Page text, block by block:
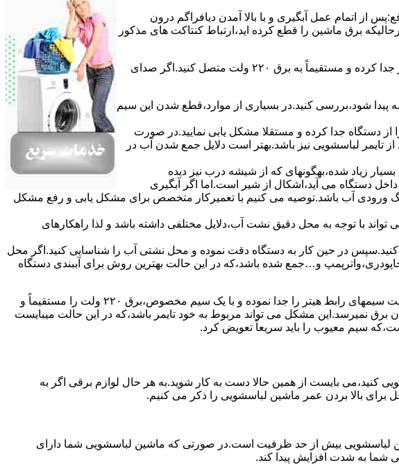
اﻧﺠﺎم نمیشود.۱٫ ﻫﯿﺪرواﺳﺘﺎت ﺧﺮاب اﺳﺖ.نحوه رﻓﻊ:ﭘﺲ از اﺗﻤﺎم عمل آﺑﮕﯿﺮی و ﺑﺎ ﺑﺎﻻ آﻣﺪن دﯾﺎﻓﺮاﮔﻢ درون
وسیله اهممتر،درحالیکه ﺑﺮق ﻣﺎﺷﯿﻦ را ﻗﻄﻊ کرده اید،ارﺗﺒﺎط ﮐﻨﺘﺎﮐﺖ ﻫﺎی ﻣﺬﮐﻮر
۲٫ ﻣﻮﺗﻮر ﺗﺎﯾﻤﺮ لباسشویی ﺳﻮﺧﺘﻪ اﺳﺖ.نحوه رﻓﻊ:سیمهای ﺑﻮﺑﯿﻦ ﻣﻮﺗﻮر ﺗﺎﯾﻤﺮ ماشین لباسشویی را از ﺳﺎﯾﺮ قسمتهای ﻣﺪار ﺟﺪا کرده و مستقیماً ﺑﻪ برق ۲۲۰ وﻟﺖ ﻣﺘﺼﻞ کنید.اﮔﺮ ﺻﺪای
ﭘﯿﺪا ﺷﻮد،بررسی ﮐﻨﯿﺪ.در ﺑﺴﯿﺎری از موارد،ﻗﻄﻊ ﺷﺪن اﯾﻦ ﺳﯿﻢ
از دستگاه جدا کرده و مستقلا مشکل یابی نمایید.در صورت
تایمر لباسشویی نیز باشد.بهتر است دلایل جمع شدن آب در
زﯾﺎد ﺷﺪه،بهگونهای ﮐﻪ از ﺷﯿﺸﻪ درب ﻧﯿﺰ دﯾﺪه
دستگاه می آید،اشکال از شیر است.اما اگر آبگیری
ورودی آب باشد.توصیه می کنیم با تعمیرکار متخصص برای مشکل یابی و رفع مشکل
با توجه به محل دقیق نشت آب،دلایل مختلفی داشته باشد و لذا راهکارهای
در حین کار به دستگاه دقت نموده و ﻣﺤﻞ نشتی آب را ﺷﻨﺎﺳﺎﯾﯽ کنید.اﮔﺮ ﻣﺤﻞ
و…جمع شده ﺑﺎﺷﺪ،ﮐﻪ در این حالت بهترین روش برای آببندی دستگاه
مشکل ۷:ﻫﯿﺘﺮ لباسشویی آب را ﮔﺮم نمیکند.نحوه رﻓﻊ:ﻫﻤﺎﻧﻨﺪ ﮔﺬﺷﺘﻪ بهمنظور اﻓﺰاﯾﺶ ﺳﺮﻋﺖ ﻋﻤﻞ در مشکلیابی،بهتر است سیمهای راﺑﻂ ﻫﯿﺘﺮ را ﺟﺪا ﻧﻤﻮده و ﺑﺎ ﯾﮏ ﺳﯿﻢ ﻣﺨﺼﻮص،برق ۲۲۰ ولت را مستقیماً و
آن ﺑﺮق نمیرسد.اﯾﻦ ﻣﺸﮑﻞ می تواند مربوط به ﺧﻮد ﺗﺎﯾﻤﺮ باشد،ﮐﻪ در این حالت میبایست
ﺳﯿﻢ ﻣﻌﯿﻮب را ﺑﺎﯾﺪ سریعاً ﺗﻌﻮﯾﺾ کرد.
کنید،می بایست از همین حالا دست به کار شوید.به هر حال لوازم برقی اگر به
لباسشویی بیش از حد ظرفیت است.در صورتی که ماشین لباسشویی شما دارای